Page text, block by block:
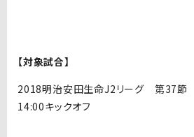
【対象試合】
2018明治安田生命J2リーグ 第37
14:00キックオフ